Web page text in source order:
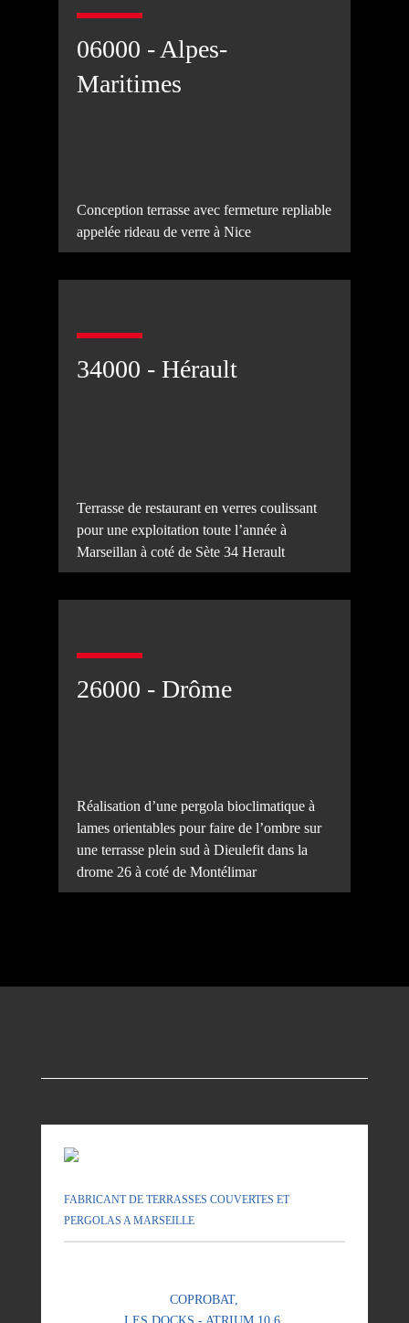
06000 - Alpes-
Maritimes
Conception terrasse avec fermeture repliable
appelée rideau de verre à Nice
34000 - Hérault
Terrasse de restaurant en verres coulissant
pour une exploitation toute l’année à
Marseillan à coté de Sète 34 Herault
26000 - Drôme
Réalisation d’une pergola bioclimatique à
lames orientables pour faire de l’ombre sur
une terrasse plein sud à Dieulefit dans la
drome 26 à coté de Montélimar
FABRICANT DE TERRASSES COUVERTES ET
PERGOLAS A MARSEILLE
COPROBAT,